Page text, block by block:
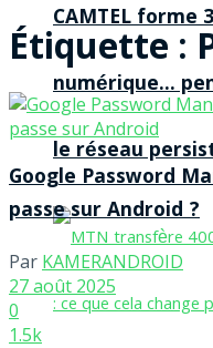
CAMTEL forme
numérique…
le réseau
Étiquette :
Google Password
passe sur Android ?
Par KAMERANDROID
27 août 2025
0
1.5k